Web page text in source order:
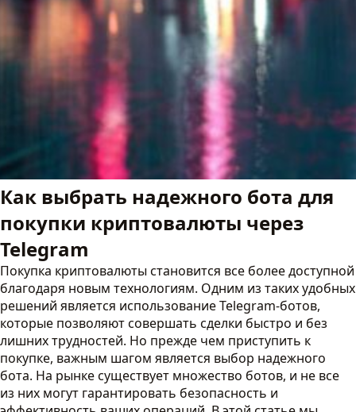
Как выбрать надежного бота для
покупки криптовалюты через
Telegram
Покупка криптовалюты становится все более доступной
благодаря новым технологиям. Одним из таких удобных
решений является использование Telegram-ботов,
которые позволяют совершать сделки быстро и без
лишних трудностей. Но прежде чем приступить к
покупке, важным шагом является выбор надежного
бота. На рынке существует множество ботов, и не все
из них могут гарантировать безопасность и